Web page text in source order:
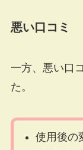
悪い口コミ
一方、悪い口
た。
使用後の